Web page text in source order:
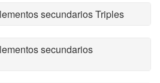
secundarios Triples
secundarios